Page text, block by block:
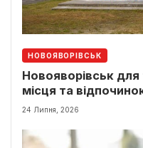
НОВОЯВОРІВСЬК
Новояворівськ для
місця та
24 Липня, 2026